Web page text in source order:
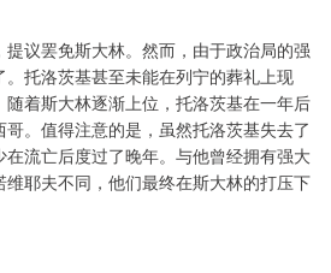
议罢免斯大林。然而，由于政治局的强
托洛茨基甚至未能在列宁的葬礼上现
着斯大林逐渐上位，托洛茨基在一年后
。值得注意的是，虽然托洛茨基失去了
流亡后度过了晚年。与他曾经拥有强大
耶夫不同，他们最终在斯大林的打压下